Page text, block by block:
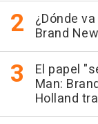
¿Dónde
Brand
El papel
Man:
Holland